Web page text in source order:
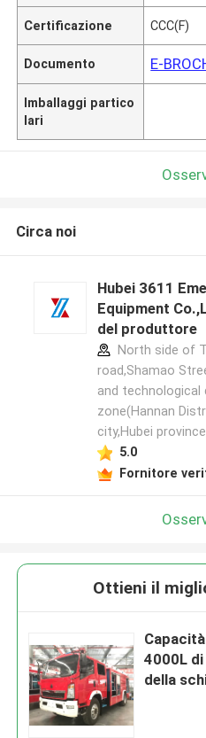
Certificazione CCC(F)
Documento E-
Imballaggi partico
lari
Circa noi
Hubei 3611
Equipment
del produttore
North side of
road,Shamao
and technological
zone(Hannan
city,Hubei
5.0
Fornitore
Ottieni il
4000L
della